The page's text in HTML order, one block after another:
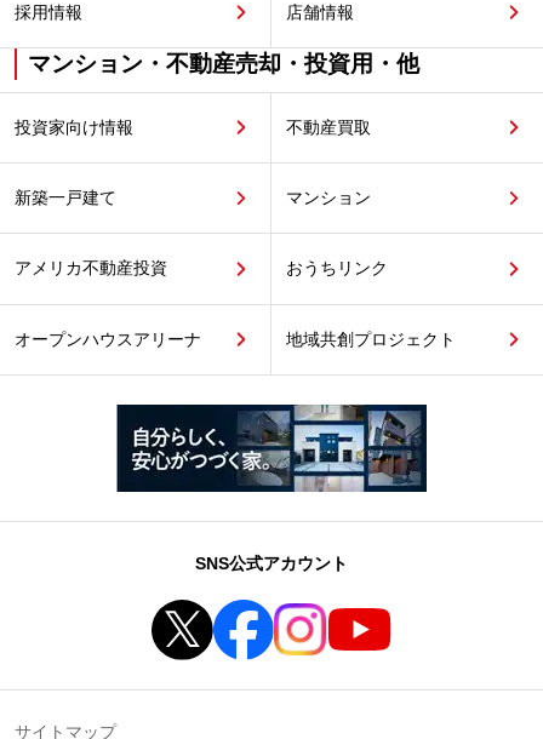
採用情報 店舗情報
マンション・不動産売却・投資用・他
投資家向け情報 不動産買取
新築一戸建て マンション
アメリカ不動産投資 おうちリンク
オープンハウスアリーナ 地域共創プロジェクト
SNS公式アカウント
サイトマップ